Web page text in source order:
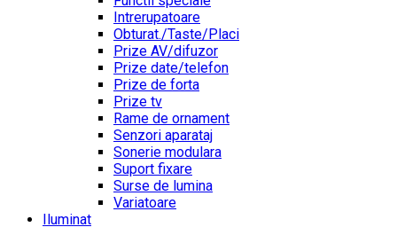
Intrerupatoare
Obturat./Taste/Placi
Prize AV/difuzor
Prize date/telefon
Prize de forta
Prize tv
Rame de ornament
Senzori aparataj
Sonerie modulara
Suport fixare
Surse de lumina
Variatoare
Iluminat